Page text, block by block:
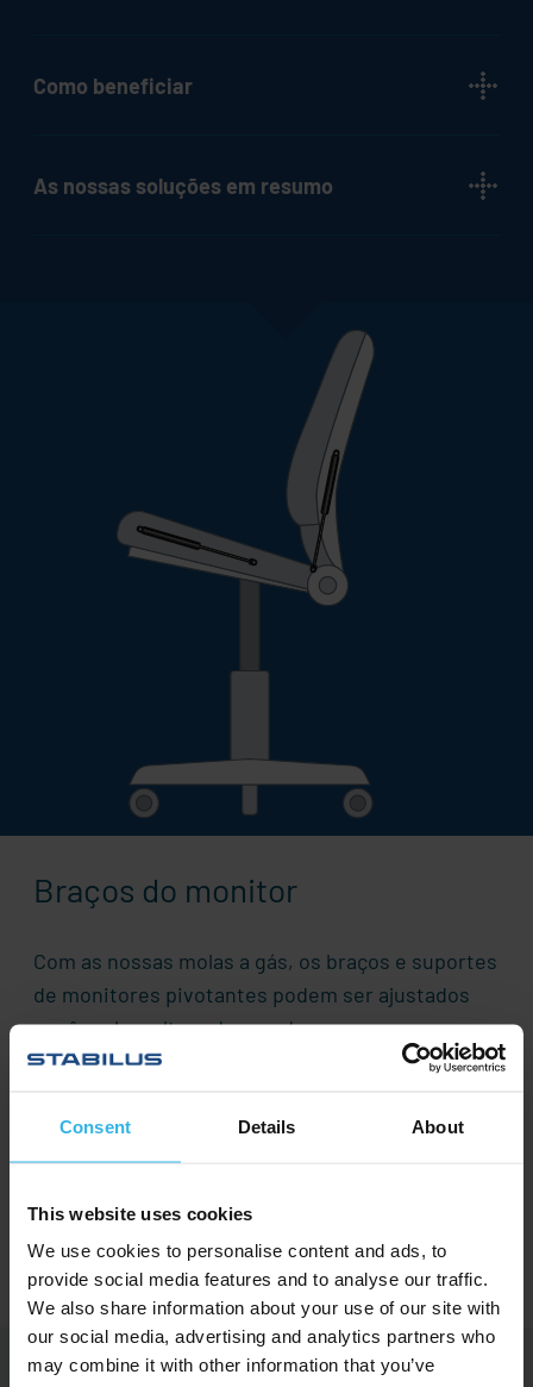
Consent Details About
This website uses cookies
We use cookies to personalise content and ads, to
provide social media features and to analyse our traffic.
We also share information about your use of our site with
our social media, advertising and analytics partners who
may combine it with other information that you’ve
Como beneficiar
As nossas soluções em resumo
Braços do monitor
Com as nossas molas a gás, os braços e suportes
de monitores pivotantes podem ser ajustados
em ângulo e altura de acordo com as
necessidades precisas do utilizador. Também se
devemos adotar ao longo do dia.
As nossas soluções em resumo